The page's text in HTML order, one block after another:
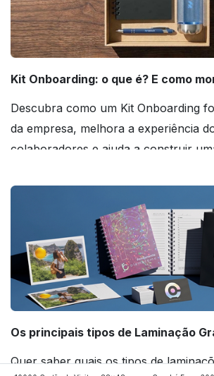
Kit Onboarding: o que é? E como
Descubra como um Kit Onboarding
da empresa, melhora a experiência
colaboradores e ajuda a construir
Os principais tipos de Laminação
Quer saber quais os tipos de